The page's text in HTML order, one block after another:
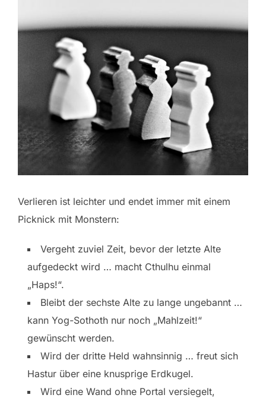
Verlieren ist leichter und endet immer mit einem
Picknick mit Monstern:
Vergeht zuviel Zeit, bevor der letzte Alte
aufgedeckt wird … macht Cthulhu einmal
„Haps!“.
Bleibt der sechste Alte zu lange ungebannt …
kann Yog-Sothoth nur noch „Mahlzeit!“
gewünscht werden.
Wird der dritte Held wahnsinnig … freut sich
Hastur über eine knusprige Erdkugel.
Wird eine Wand ohne Portal versiegelt,